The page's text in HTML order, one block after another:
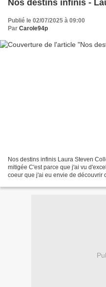
Nos destins infinis -
Publié le 02/07/2025 à 09:00
Par Carole94p
Nos destins infinis Laura Steven
mitigée C'est parce que j'ai vu
coeur que j'ai eu envie de découvrir